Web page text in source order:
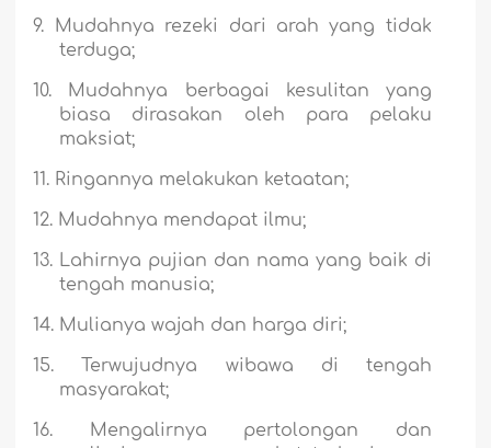
9.
Mudahnya rezeki dari arah yang tidak
terduga;
10.
Mudahnya berbagai kesulitan yang
biasa dirasakan oleh para pelaku
maksiat;
11. Ringannya melakukan ketaatan;
12. Mudahnya mendapat ilmu;
13. Lahirnya pujian dan nama yang baik di
tengah manusia;
14. Mulianya wajah dan harga diri;
15.
Terwujudnya wibawa di tengah
masyarakat;
16.
Mengalirnya pertolongan dan